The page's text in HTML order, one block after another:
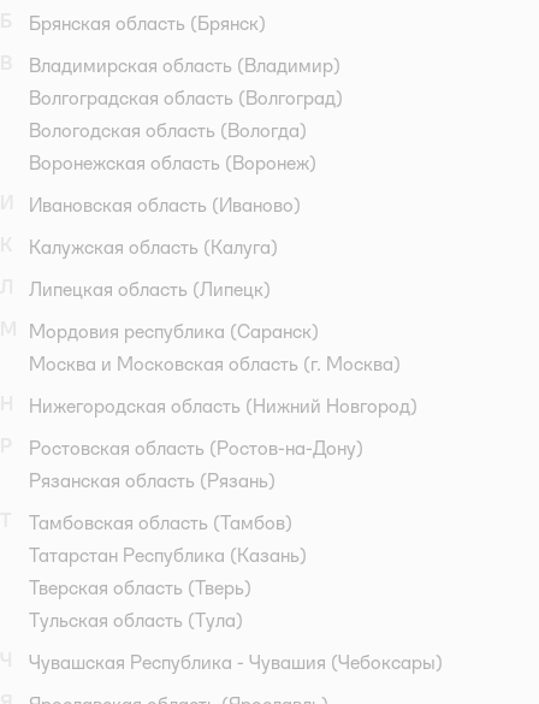
Брянская область (Брянск)
Владимирская область (Владимир)
Волгоградская область (Волгоград)
Вологодская область (Вологда)
Воронежская область (Воронеж)
Ивановская область (Иваново)
Калужская область (Калуга)
Липецкая область (Липецк)
Мордовия республика (Саранск)
Москва и Московская область (г. Москва)
Нижегородская область (Нижний Новгород)
Ростовская область (Ростов-на-Дону)
Рязанская область (Рязань)
Тамбовская область (Тамбов)
Татарстан Республика (Казань)
Тверская область (Тверь)
Тульская область (Тула)
Чувашская Республика - Чувашия (Чебоксары)